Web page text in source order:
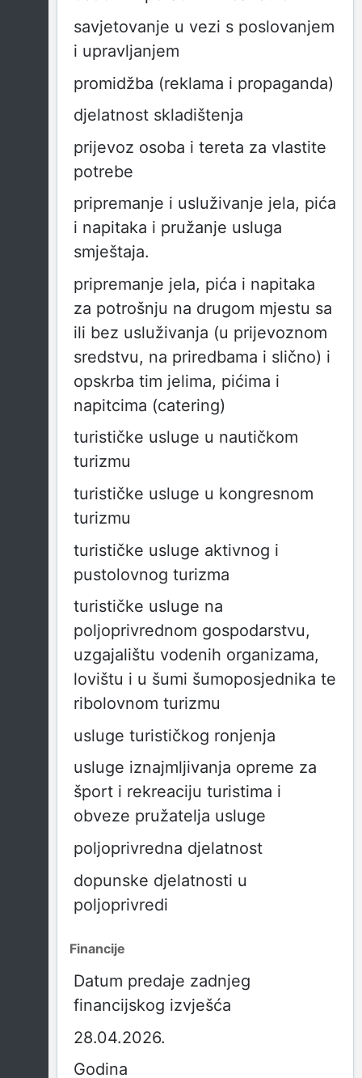
savjetovanje u vezi s poslovanjem
i upravljanjem
promidžba (reklama i propaganda)
djelatnost skladištenja
prijevoz osoba i tereta za vlastite
potrebe
pripremanje i usluživanje jela, pića
i napitaka i pružanje usluga
smještaja.
pripremanje jela, pića i napitaka
za potrošnju na drugom mjestu sa
ili bez usluživanja (u prijevoznom
sredstvu, na priredbama i slično) i
opskrba tim jelima, pićima i
napitcima (catering)
turističke usluge u nautičkom
turizmu
turističke usluge u kongresnom
turizmu
turističke usluge aktivnog i
pustolovnog turizma
turističke usluge na
poljoprivrednom gospodarstvu,
uzgajalištu vodenih organizama,
lovištu i u šumi šumoposjednika te
ribolovnom turizmu
usluge turističkog ronjenja
usluge iznajmljivanja opreme za
šport i rekreaciju turistima i
obveze pružatelja usluge
poljoprivredna djelatnost
dopunske djelatnosti u
poljoprivredi
Financije
Datum predaje zadnjeg
financijskog izvješća
28.04.2026.
Godina